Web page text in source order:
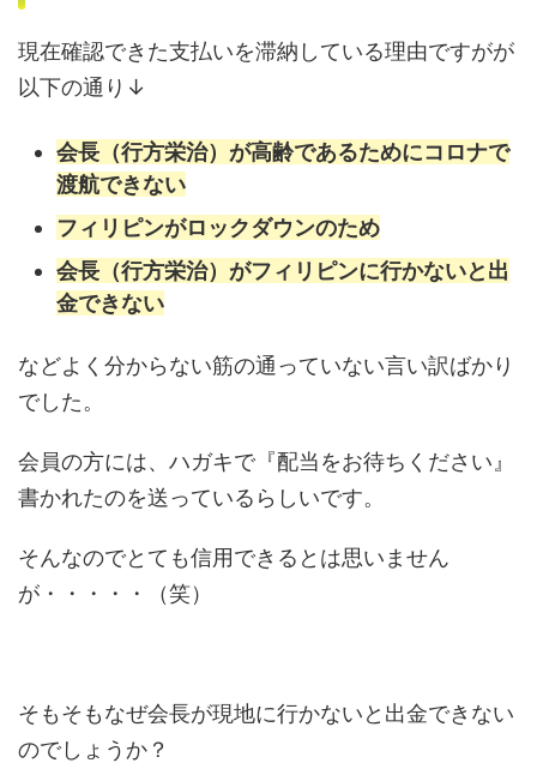
現在確認できた支払いを滞納している理由ですがが
以下の通り↓
会長（行方栄治）が高齢であるためにコロナで
渡航できない
フィリピンがロックダウンのため
会長（行方栄治）がフィリピンに行かないと出
金できない
などよく分からない筋の通っていない言い訳ばかり
でした。
会員の方には、ハガキで『配当をお待ちください』
書かれたのを送っているらしいです。
そんなのでとても信用できるとは思いません
が・・・・・（笑）
そもそもなぜ会長が現地に行かないと出金できない
のでしょうか？